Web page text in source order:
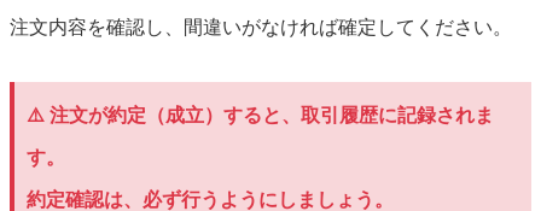
注文内容を確認し、間違いがなければ確定してください。
⚠️ 注文が約定（成立）すると、取引履歴に記録されま
す。
約定確認は、必ず行うようにしましょう。